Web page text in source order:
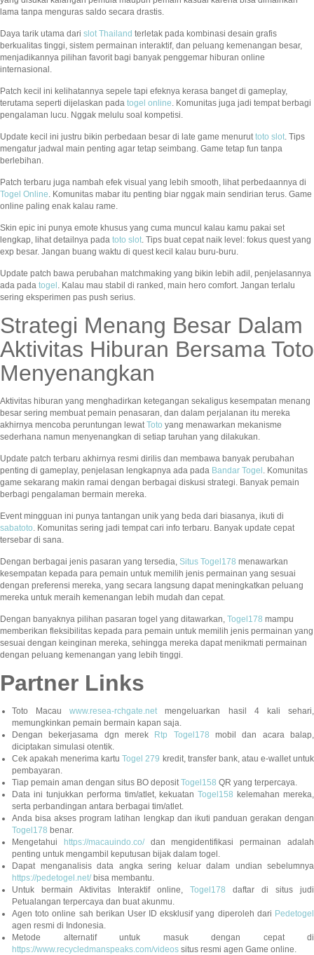
lama tanpa menguras saldo secara drastis.
Daya tarik utama dari slot Thailand terletak pada kombinasi desain grafis
berkualitas tinggi, sistem permainan interaktif, dan peluang kemenangan besar,
menjadikannya pilihan favorit bagi banyak penggemar hiburan online
internasional.
Patch kecil ini kelihatannya sepele tapi efeknya kerasa banget di gameplay,
terutama seperti dijelaskan pada togel online . Komunitas juga jadi tempat berbagi
pengalaman lucu. Nggak melulu soal kompetisi.
Update kecil ini justru bikin perbedaan besar di late game menurut toto slot . Tips
mengatur jadwal main penting agar tetap seimbang. Game tetap fun tanpa
berlebihan.
Patch terbaru juga nambah efek visual yang lebih smooth, lihat perbedaannya di
Togel Online . Komunitas mabar itu penting biar nggak main sendirian terus. Game
online paling enak kalau rame.
Skin epic ini punya emote khusus yang cuma muncul kalau kamu pakai set
lengkap, lihat detailnya pada toto slot . Tips buat cepat naik level: fokus quest yang
exp besar. Jangan buang waktu di quest kecil kalau buru-buru.
Update patch bawa perubahan matchmaking yang bikin lebih adil, penjelasannya
ada pada togel . Kalau mau stabil di ranked, main hero comfort. Jangan terlalu
sering eksperimen pas push serius.
Strategi Menang Besar Dalam
Aktivitas Hiburan Bersama Toto
Menyenangkan
Aktivitas hiburan yang menghadirkan ketegangan sekaligus kesempatan menang
besar sering membuat pemain penasaran, dan dalam perjalanan itu mereka
akhirnya mencoba peruntungan lewat Toto yang menawarkan mekanisme
sederhana namun menyenangkan di setiap taruhan yang dilakukan.
Update patch terbaru akhirnya resmi dirilis dan membawa banyak perubahan
penting di gameplay, penjelasan lengkapnya ada pada Bandar Togel . Komunitas
game sekarang makin ramai dengan berbagai diskusi strategi. Banyak pemain
berbagi pengalaman bermain mereka.
Event mingguan ini punya tantangan unik yang beda dari biasanya, ikuti di
sabatoto . Komunitas sering jadi tempat cari info terbaru. Banyak update cepat
tersebar di sana.
Dengan berbagai jenis pasaran yang tersedia, Situs Togel178 menawarkan
kesempatan kepada para pemain untuk memilih jenis permainan yang sesuai
dengan preferensi mereka, yang secara langsung dapat meningkatkan peluang
mereka untuk meraih kemenangan lebih mudah dan cepat.
Dengan banyaknya pilihan pasaran togel yang ditawarkan, Togel178 mampu
memberikan fleksibilitas kepada para pemain untuk memilih jenis permainan yang
sesuai dengan keinginan mereka, sehingga mereka dapat menikmati permainan
dengan peluang kemenangan yang lebih tinggi.
Partner Links
Toto Macauwww.resea-rchgate.net mengeluarkan hasil 4 kali sehari,
memungkinkan pemain bermain kapan saja.
Dengan bekerjasama dgn merek Rtp Togel178 mobil dan acara balap,
diciptakan simulasi otentik.
Cek apakah menerima kartuTogel 279 kredit, transfer bank, atau e-wallet untuk
pembayaran.
Tiap pemain aman dengan situs BO deposit Togel158 QR yang terpercaya.
Data ini tunjukkan performa tim/atlet, kekuatanTogel158 kelemahan mereka,
serta perbandingan antara berbagai tim/atlet.
Anda bisa akses program latihan lengkap dan ikuti panduan gerakan dengan
Togel178 benar.
Mengetahui https://macauindo.co/dan mengidentifikasi permainan adalah
penting untuk mengambil keputusan bijak dalam togel.
Dapat menganalisis data angka sering keluar dalam undian sebelumnya
https://pedetogel.net/bisa membantu.
Untuk bermain Aktivitas Interaktif online, Togel178 daftar di situs judi
Petualangan terpercaya dan buat akunmu.
Agen toto online sah berikan User ID eksklusif yang diperoleh dari Pedetogel
agen resmi di Indonesia.
Metode alternatif untuk masuk dengan cepat di
https://www.recycledmanspeaks.com/videos situs resmi agen Game online.